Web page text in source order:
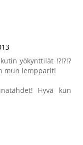
yökynttilät !?!?!?
mun lempparit!
Hyvä kun